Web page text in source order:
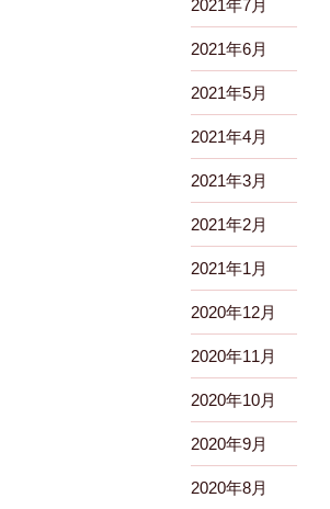
2021年7月
2021年6月
2021年5月
2021年4月
2021年3月
2021年2月
2021年1月
2020年12月
2020年11月
2020年10月
2020年9月
2020年8月